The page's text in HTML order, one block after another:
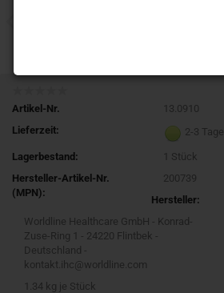
Artikel-Nr.
13.0910
Lieferzeit:
2-3 Tage
Lagerbestand:
Stück
Hersteller-Artikel-Nr.
(MPN):
200739
Hersteller:
Worldline Healthcare GmbH - Konrad-
Zuse-Ring 1 - 24220 Flintbek -
Deutschland -
kontakt.ihc@worldline.com
1.34 kg je Stück